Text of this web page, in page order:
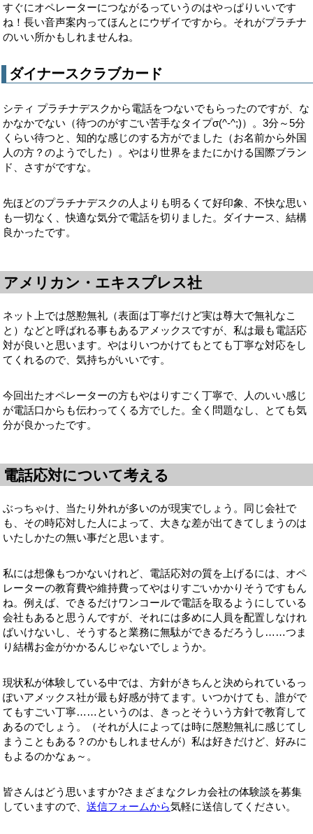
すぐにオペレーターにつながるっていうのはやっぱりいいです
ね！長い音声案内ってほんとにウザイですから。それがプラチナ
のいい所かもしれませんね。
ダイナースクラブカード
シティ プラチナデスクから電話をつないでもらったのですが、な
かなかでない（待つのがすごい苦手なタイプσ(^-^;)）。3分～5分
くらい待つと、知的な感じのする方がでました（お名前から外国
人の方？のようでした）。やはり世界をまたにかける国際ブラン
ド、さすがですな。
先ほどのプラチナデスクの人よりも明るくて好印象、不快な思い
も一切なく、快適な気分で電話を切りました。ダイナース、結構
良かったです。
アメリカン・エキスプレス社
ネット上では慇懃無礼（表面は丁寧だけど実は尊大で無礼なこ
と）などと呼ばれる事もあるアメックスですが、私は最も電話応
対が良いと思います。やはりいつかけてもとても丁寧な対応をし
てくれるので、気持ちがいいです。
今回出たオペレーターの方もやはりすごく丁寧で、人のいい感じ
が電話口からも伝わってくる方でした。全く問題なし、とても気
分が良かったです。
電話応対について考える
ぶっちゃけ、当たり外れが多いのが現実でしょう。同じ会社で
も、その時応対した人によって、大きな差が出てきてしまうのは
いたしかたの無い事だと思います。
私には想像もつかないけれど、電話応対の質を上げるには、オペ
レーターの教育費や維持費ってやはりすごいかかりそうですもん
ね。例えば、できるだけワンコールで電話を取るようにしている
会社もあると思うんですが、それには多めに人員を配置しなけれ
ばいけないし、そうすると業務に無駄ができるだろうし……つま
り結構お金がかかるんじゃないでしょうか。
現状私が体験している中では、方針がきちんと決められているっ
ぽいアメックス社が最も好感が持てます。いつかけても、誰がで
てもすごい丁寧……というのは、きっとそういう方針で教育して
あるのでしょう。（それが人によっては時に慇懃無礼に感じてし
まうこともある？のかもしれませんが）私は好きだけど、好みに
もよるのかなぁ～。
皆さんはどう思いますか?さまざまなクレカ会社の体験談を募集
していますので、 送信フォームから気軽に送信してください。